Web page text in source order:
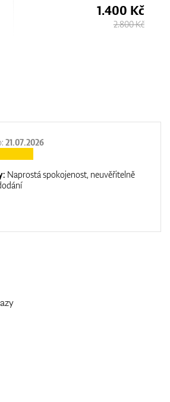
1.680
21.07.2026
Naprostá spokojenost, neuvěřitelně